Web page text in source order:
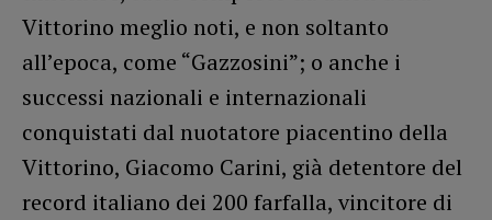
Vittorino meglio noti, e non soltanto
all’epoca, come “Gazzosini”; o anche i
successi nazionali e internazionali
conquistati dal nuotatore piacentino della
Vittorino, Giacomo Carini, già detentore del
record italiano dei 200 farfalla, vincitore di